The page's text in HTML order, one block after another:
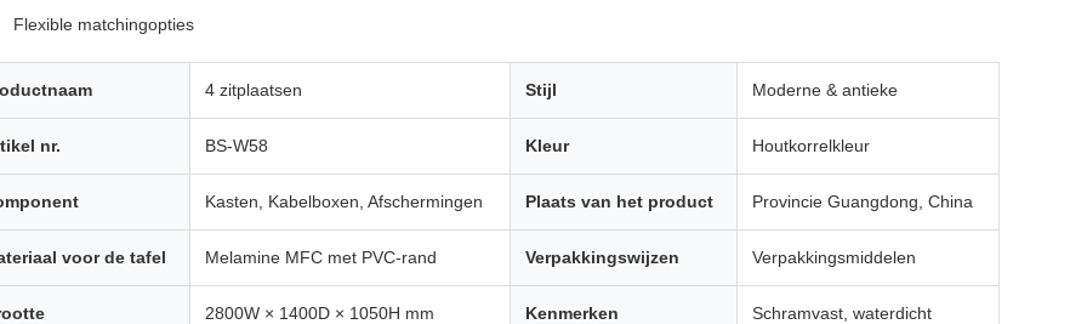
Flexible matchingopties
4 zitplaatsen Stijl Moderne & antieke
nr. BS-W58 Kleur Houtkorrelkleur
Kasten, Kabelboxen, Afschermingen Plaats van het product Provincie Guangdong, China
voor de tafel Melamine MFC met PVC-rand Verpakkingswijzen Verpakkingsmiddelen
2800W × 1400D × 1050H mm Kenmerken Schramvast, waterdicht